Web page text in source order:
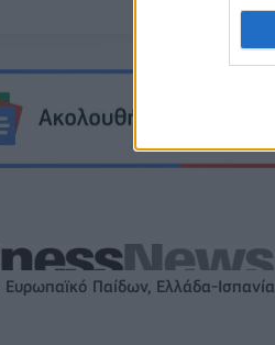
Ευρωπαϊκό Παίδων, Ελλάδα-Ισπανία